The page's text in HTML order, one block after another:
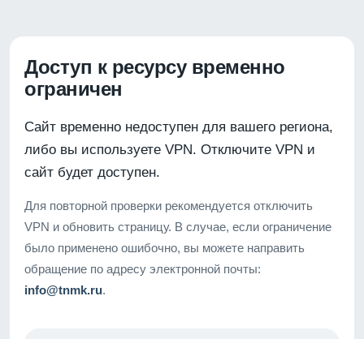
Доступ к ресурсу временно
ограничен
Сайт временно недоступен для вашего региона,
либо вы используете VPN. Отключите VPN и
сайт будет доступен.
Для повторной проверки рекомендуется отключить
VPN и обновить страницу. В случае, если ограничение
было применено ошибочно, вы можете направить
обращение по адресу электронной почты:
info@tnmk.ru.